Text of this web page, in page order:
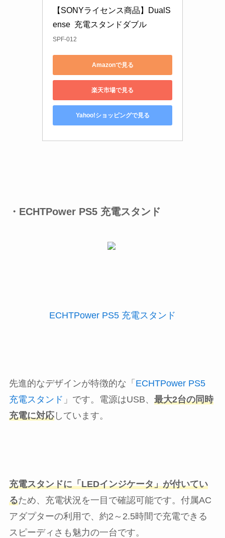
【SONYライセンス商品】DualS
ense  充電スタンドダブル
SPF-012
Amazonで見る
楽天市場で見る
Yahoo!ショッピングで見る
・ECHTPower PS5 充電スタンド
ECHTPower PS5 充電スタンド
先進的なデザインが特徴的な「 ECHTPower PS5
充電スタンド 」です。電源はUSB、 最大2台の同時
充電に対応しています。
充電スタンドに「LEDインジケータ」が付いてい
るため、充電状況を一目で確認可能です。付属AC
アダプターの利用で、約2～2.5時間で充電できる
スピーディさも魅力の一台です。